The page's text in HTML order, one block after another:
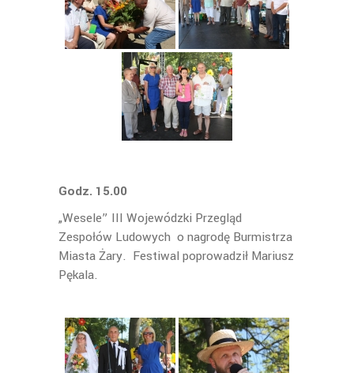
Godz. 15.00
„Wesele” III Wojewódzki Przegląd
Zespołów Ludowych o nagrodę Burmistrza
Miasta Żary. Festiwal poprowadził Mariusz
Pękala.